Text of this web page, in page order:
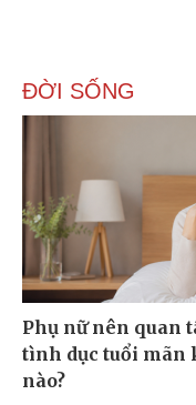
Giá
doanh nghiệp
24h
đồng
Tin
ĐỜI SỐNG
Phụ nữ nên quan
tình dục tuổi mãn
nào?